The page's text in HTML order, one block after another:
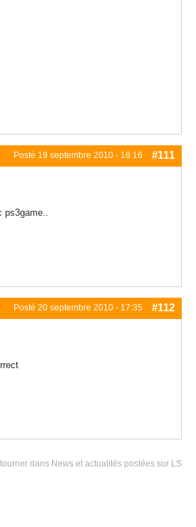
Posté 19 septembre 2010 - 18:16 #111
ps3game..
Posté 20 septembre 2010 - 17:35 #112
dans News et actualités postées sur LS